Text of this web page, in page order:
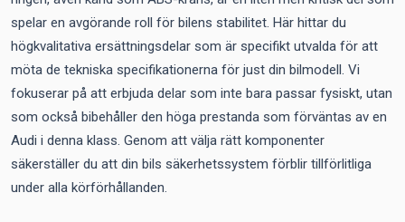
spelar en avgörande roll för bilens stabilitet. Här hittar du
högkvalitativa ersättningsdelar som är specifikt utvalda för att
möta de tekniska specifikationerna för just din bilmodell. Vi
fokuserar på att erbjuda delar som inte bara passar fysiskt, utan
som också bibehåller den höga prestanda som förväntas av en
Audi i denna klass. Genom att välja rätt komponenter
säkerställer du att din bils säkerhetssystem förblir tillförlitliga
under alla körförhållanden.